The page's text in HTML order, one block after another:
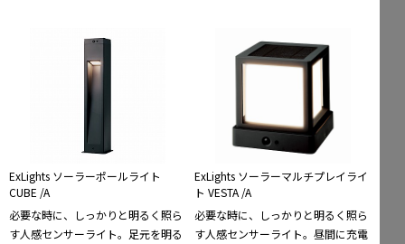
ExLights ソーラーポールライト
CUBE /A
必要な時に、しっかりと明るく照ら
す人感センサーライト。足元を明る
ExLights ソーラーマルチプレイライ
ト VESTA /A
必要な時に、しっかりと明るく照ら
す人感センサーライト。昼間に充電